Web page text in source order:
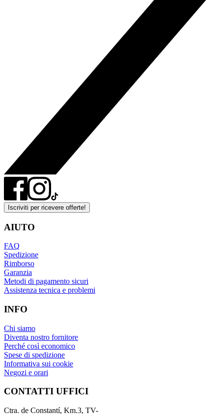
Iscriviti per ricevere offerte!
AIUTO
FAQ
Spedizione
Rimborso
Garanzia
Metodi di pagamento sicuri
Assistenza tecnica e problemi
INFO
Chi siamo
Diventa nostro fornitore
Perché così economico
Spese di spedizione
Informativa sui cookie
Negozi e orari
CONTATTI UFFICI
Ctra. de Constantí, Km.3, TV-